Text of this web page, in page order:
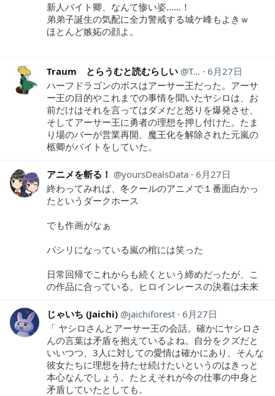
新人バイト卿、なんて惨い姿……！
弟弟子誕生の気配に全力警戒する城ケ峰もよきｗ
ほとんど嫉妬の顔よ。
Traum とらうむと読むらしい Traum1
6月27日
ハーフドラゴンのボスはアーサー王だった。アーサ
ー王の目的やこれまでの事情を聞いたヤシロは、お
前だけはそれを言ってはダメだと怒りを爆発させ、
そしてアーサー王に勇者の理想を押し付けた。たま
り場のバーが営業再開、魔王化を解除された元嵐の
柩卿がバイトをしていた。
アニメを斬る！ yoursDealsData 6月27日
終わってみれば、冬クールのアニメで１番面白かっ
たというダークホース
でも作画がなぁ
パシリになっている嵐の棺には笑った
日常回帰でこれからも続くという締めだったが、こ
の作品に合っている。ヒロインレースの決着は未来
じゃいち (Jaichi) jaichiforest 6月27日
「 ヤシロさんとアーサー王の会話。確かにヤシロさ
んの言葉は矛盾を抱えているよね。自分をクズだと
いいつつ、3人に対しての愛情は確かにあり、そんな
彼女たちに理想を持たせ続けたいというのはきっと
本心なんでしょう。たとえそれが今の仕事の中身と
矛盾していたとしても。